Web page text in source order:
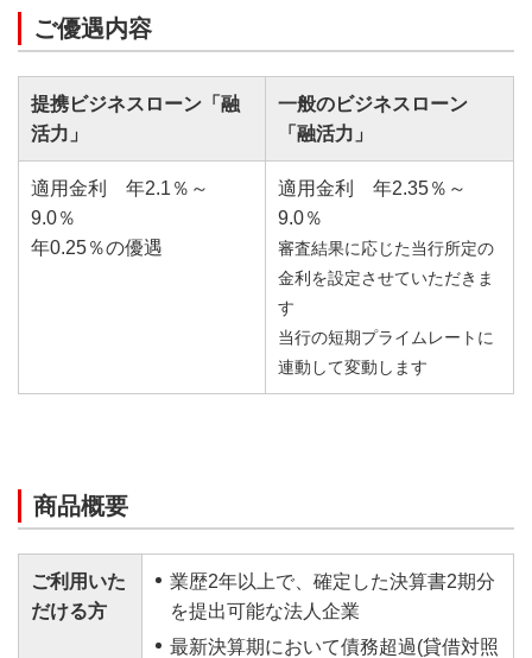
ご優遇内容
提携ビジネスローン「融
活力」
一般のビジネスローン
「融活力」
適用金利 年2.1％～
9.0％
年0.25％の優遇
適用金利 年2.35％～
9.0％
審査結果に応じた当行所定の
金利を設定させていただきま
す
当行の短期プライムレートに
連動して変動します
商品概要
ご利用いた
だける方
業歴2年以上で、確定した決算書2期分
を提出可能な法人企業
最新決算期において債務超過(貸借対照